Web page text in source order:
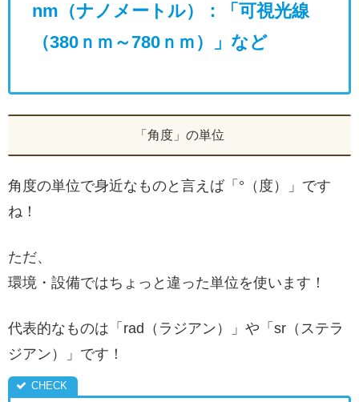
nm（ナノメートル）
：「可視光線
（380ｎｍ～780ｎｍ）」など
「角度」の単位
角度の単位で身近なものと言えば「°（度）」です
ね！
ただ、
環境・設備ではちょっと違った単位を使います！
代表的なものは「rad（ラジアン）」や「sr（ステラ
ジアン）」です！